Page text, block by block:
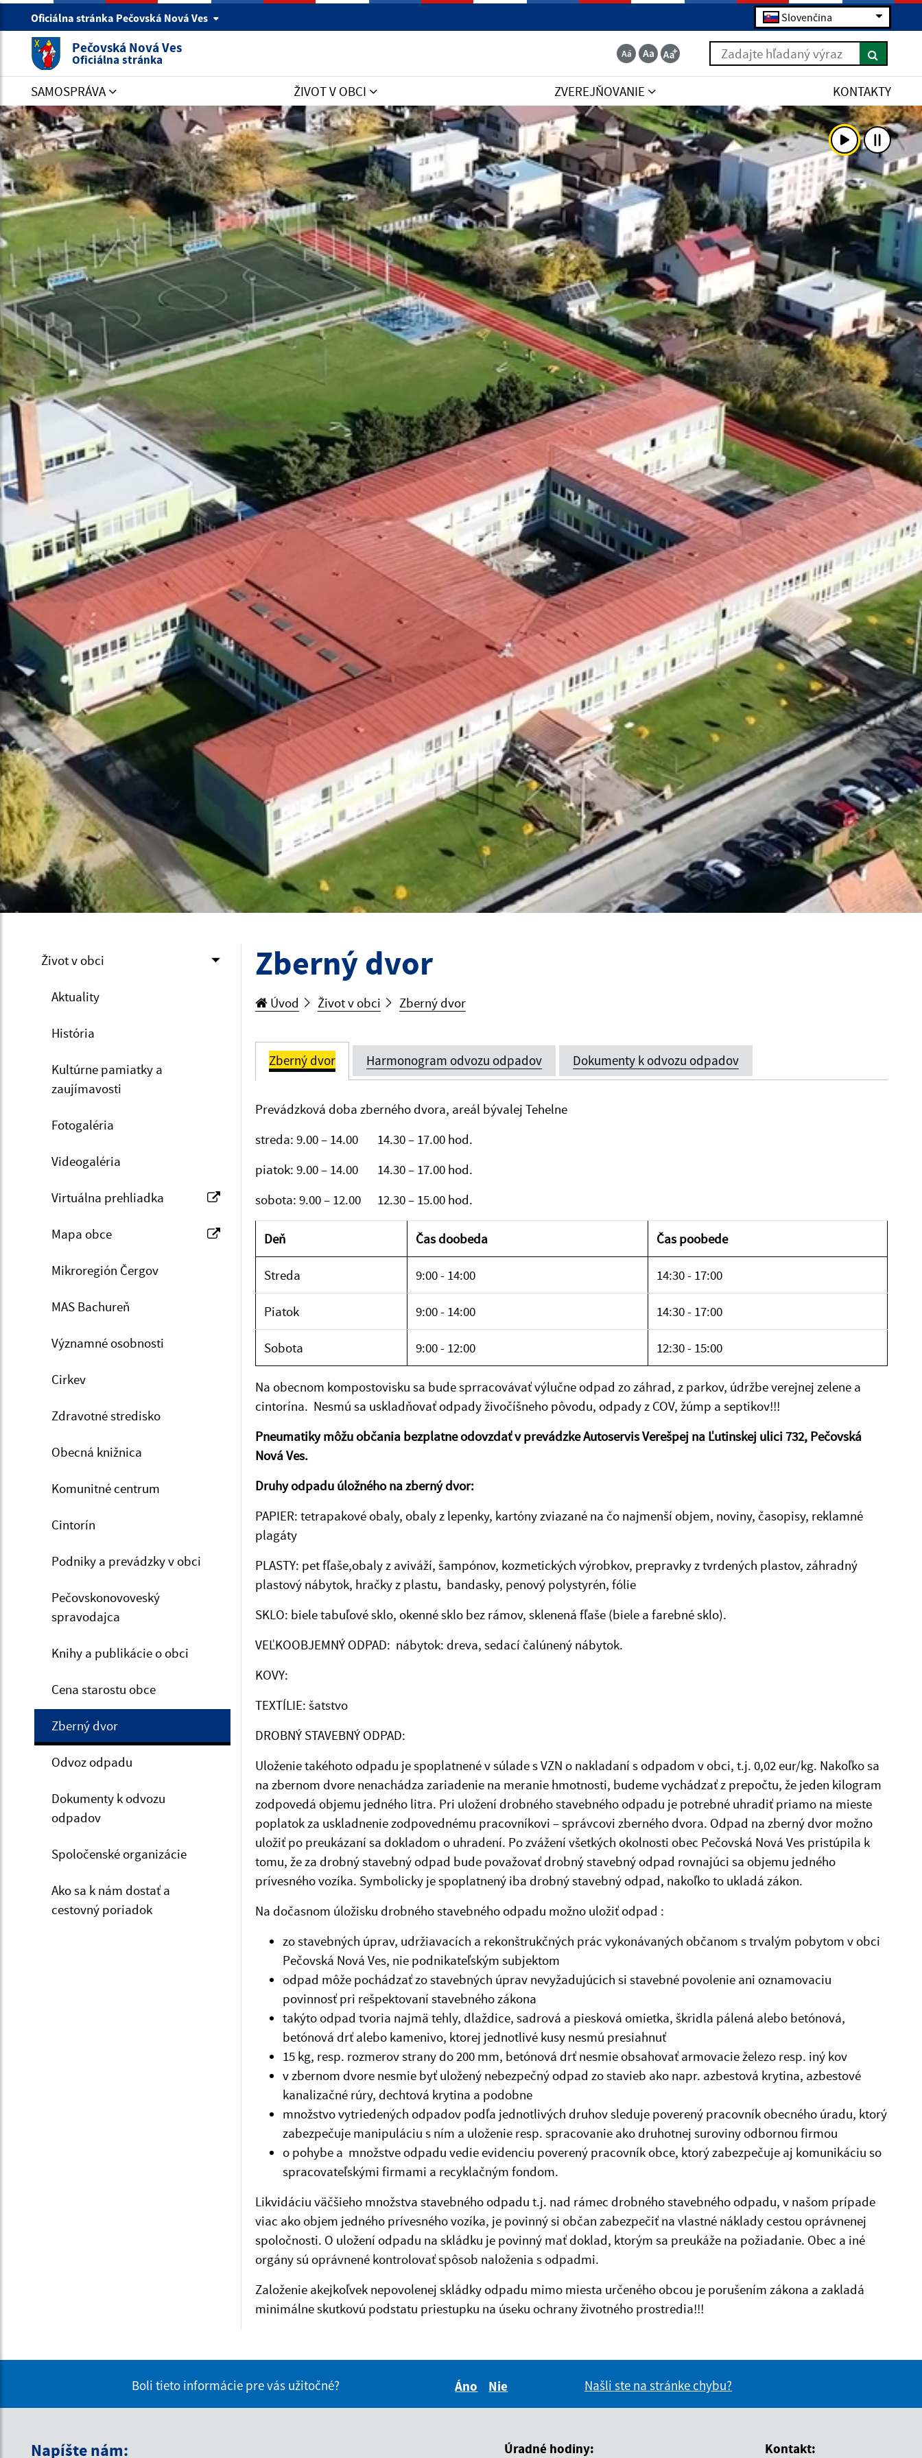
Oficiálna stránka Pečovská Nová Ves Slovenčina
Pečovská Nová Ves
Oficiálna stránka
Zadajte hľadaný výraz
SAMOSPRÁVA ŽIVOT V OBCI ZVEREJŇOVANIE KONTAKTY
Život v obci
Aktuality
História
Kultúrne pamiatky a
zaujímavosti
Fotogaléria
Videogaléria
Virtuálna prehliadka
Mapa obce
Mikroregión Čergov
MAS Bachureň
Významné osobnosti
Cirkev
Zdravotné stredisko
Obecná knižnica
Komunitné centrum
Cintorín
Podniky a prevádzky v obci
Pečovskonovoveský
spravodajca
Knihy a publikácie o obci
Cena starostu obce
Zberný dvor
Odvoz odpadu
Dokumenty k odvozu
odpadov
Spoločenské organizácie
Ako sa k nám dostať a
cestovný poriadok
Zberný dvor
Úvod Život v obci Zberný dvor
Zberný dvor Harmonogram odvozu odpadov Dokumenty k odvozu odpadov
Prevádzková doba zberného dvora, areál bývalej Tehelne
streda: 9.00 – 14.00 14.30 – 17.00 hod.
piatok: 9.00 – 14.00 14.30 – 17.00 hod.
sobota: 9.00 – 12.00 12.30 – 15.00 hod.
Deň Čas doobeda Čas poobede
Streda 9:00 - 14:00 14:30 - 17:00
Piatok 9:00 - 14:00 14:30 - 17:00
Sobota 9:00 - 12:00 12:30 - 15:00
Na obecnom kompostovisku sa bude sprracovávať výlučne odpad zo záhrad, z parkov, údržbe verejnej zelene a
cintorína. Nesmú sa uskladňovať odpady živočíšneho pôvodu, odpady z COV, žúmp a septikov!!!
Pneumatiky môžu občania bezplatne odovzdať v prevádzke Autoservis Verešpej na Ľutinskej ulici 732, Pečovská
Nová Ves.
Druhy odpadu úložného na zberný dvor:
PAPIER: tetrapakové obaly, obaly z lepenky, kartóny zviazané na čo najmenší objem, noviny, časopisy, reklamné
plagáty
PLASTY: pet fľaše,obaly z aviváží, šampónov, kozmetických výrobkov, prepravky z tvrdených plastov, záhradný
plastový nábytok, hračky z plastu, bandasky, penový polystyrén, fólie
SKLO: biele tabuľové sklo, okenné sklo bez rámov, sklenená fľaše (biele a farebné sklo).
VEĽKOOBJEMNÝ ODPAD: nábytok: dreva, sedací čalúnený nábytok.
KOVY:
TEXTÍLIE: šatstvo
DROBNÝ STAVEBNÝ ODPAD:
Uloženie takéhoto odpadu je spoplatnené v súlade s VZN o nakladaní s odpadom v obci, t.j. 0,02 eur/kg. Nakoľko sa
na zbernom dvore nenachádza zariadenie na meranie hmotnosti, budeme vychádzať z prepočtu, že jeden kilogram
zodpovedá objemu jedného litra. Pri uložení drobného stavebného odpadu je potrebné uhradiť priamo na mieste
poplatok za uskladnenie zodpovednému pracovníkovi – správcovi zberného dvora. Odpad na zberný dvor možno
uložiť po preukázaní sa dokladom o uhradení. Po zvážení všetkých okolnosti obec Pečovská Nová Ves pristúpila k
tomu, že za drobný stavebný odpad bude považovať drobný stavebný odpad rovnajúci sa objemu jedného
prívesného vozíka. Symbolicky je spoplatnený iba drobný stavebný odpad, nakoľko to ukladá zákon.
Na dočasnom úložisku drobného stavebného odpadu možno uložiť odpad :
zo stavebných úprav, udržiavacích a rekonštrukčných prác vykonávaných občanom s trvalým pobytom v obci
Pečovská Nová Ves, nie podnikateľským subjektom
odpad môže pochádzať zo stavebných úprav nevyžadujúcich si stavebné povolenie ani oznamovaciu
povinnosť pri rešpektovaní stavebného zákona
takýto odpad tvoria najmä tehly, dlaždice, sadrová a piesková omietka, škridla pálená alebo betónová,
betónová drť alebo kamenivo, ktorej jednotlivé kusy nesmú presiahnuť
15 kg, resp. rozmerov strany do 200 mm, betónová drť nesmie obsahovať armovacie železo resp. iný kov
v zbernom dvore nesmie byť uložený nebezpečný odpad zo stavieb ako napr. azbestová krytina, azbestové
kanalizačné rúry, dechtová krytina a podobne
množstvo vytriedených odpadov podľa jednotlivých druhov sleduje poverený pracovník obecného úradu, ktorý
zabezpečuje manipuláciu s ním a uloženie resp. spracovanie ako druhotnej suroviny odbornou firmou
o pohybe a množstve odpadu vedie evidenciu poverený pracovník obce, ktorý zabezpečuje aj komunikáciu so
spracovateľskými firmami a recyklačným fondom.
Likvidáciu väčšieho množstva stavebného odpadu t.j. nad rámec drobného stavebného odpadu, v našom prípade
viac ako objem jedného prívesného vozíka, je povinný si občan zabezpečiť na vlastné náklady cestou oprávnenej
spoločnosti. O uložení odpadu na skládku je povinný mať doklad, ktorým sa preukáže na požiadanie. Obec a iné
orgány sú oprávnené kontrolovať spôsob naloženia s odpadmi.
Založenie akejkoľvek nepovolenej skládky odpadu mimo miesta určeného obcou je porušením zákona a zakladá
minimálne skutkovú podstatu priestupku na úseku ochrany životného prostredia!!!
Boli tieto informácie pre vás užitočné?
Áno
Nie
Našli ste na stránke chybu?
Napíšte nám: Úradné hodiny: Kontakt: